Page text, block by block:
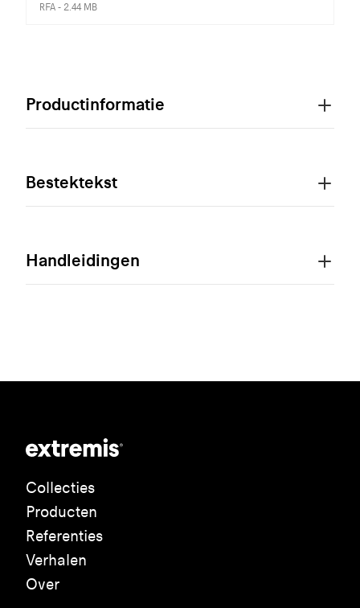
RFA - 2.44 MB
Productinformatie
Bestektekst
Handleidingen
Collecties
Producten
Referenties
Verhalen
Over